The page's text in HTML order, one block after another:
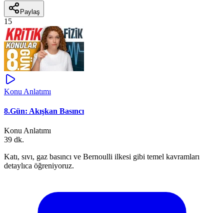
Paylaş
15
Konu Anlatımı
8.Gün: Akışkan Basıncı
Konu Anlatımı
39 dk.
Katı, sıvı, gaz basıncı ve Bernoulli ilkesi gibi temel kavramları
detaylıca öğreniyoruz.